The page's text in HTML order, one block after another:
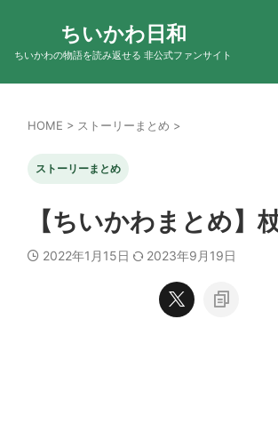
ちいかわ日和
ちいかわの物語を読み返せる 非公式ファンサイト
HOME > ストーリーまとめ >
ストーリーまとめ
【ちいかわまとめ】
2022年1月15日 2023年9月19日